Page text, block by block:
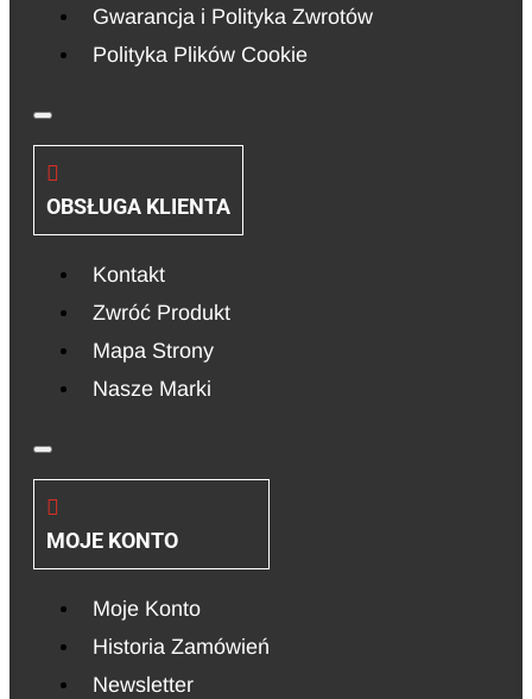
Gwarancja i Polityka Zwrotów
Polityka Plików Cookie
OBSŁUGA KLIENTA
Kontakt
Zwróć Produkt
Mapa Strony
Nasze Marki
MOJE KONTO
Moje Konto
Historia Zamówień
Newsletter